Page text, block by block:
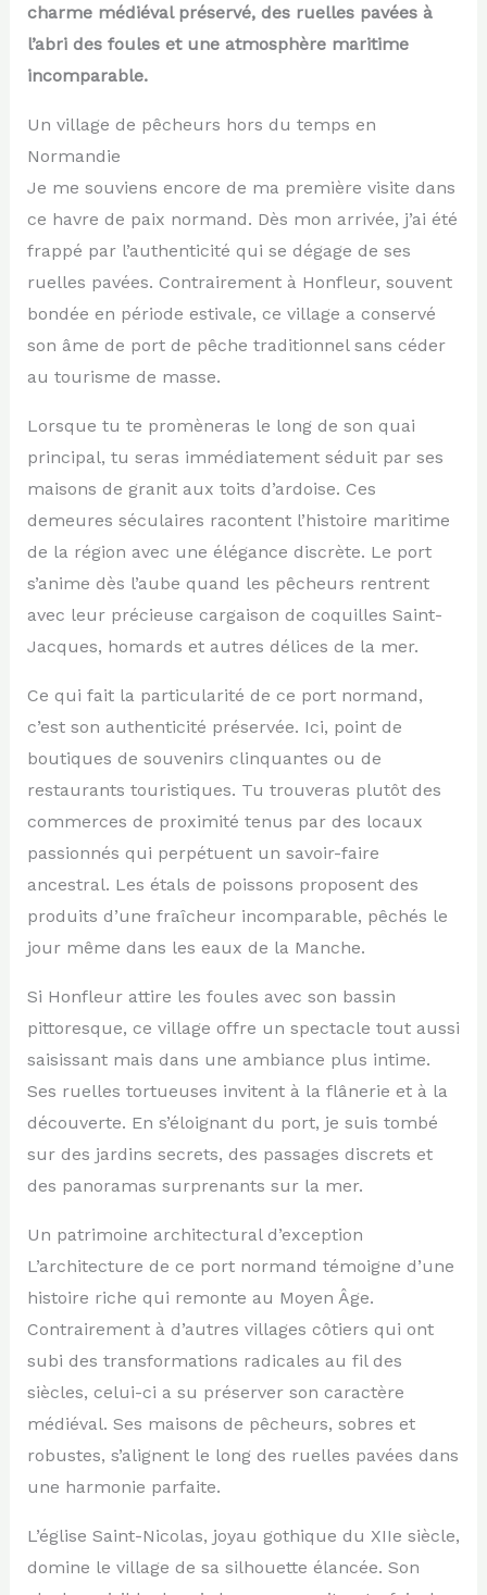
charme médiéval préservé, des ruelles pavées à
l’abri des foules et une atmosphère maritime
incomparable.
Un village de pêcheurs hors du temps en
Normandie
Je me souviens encore de ma première visite dans
ce havre de paix normand. Dès mon arrivée, j’ai été
frappé par l’authenticité qui se dégage de ses
ruelles pavées. Contrairement à Honfleur, souvent
bondée en période estivale, ce village a conservé
son âme de port de pêche traditionnel sans céder
au tourisme de masse.
Lorsque tu te promèneras le long de son quai
principal, tu seras immédiatement séduit par ses
maisons de granit aux toits d’ardoise. Ces
demeures séculaires racontent l’histoire maritime
de la région avec une élégance discrète. Le port
s’anime dès l’aube quand les pêcheurs rentrent
avec leur précieuse cargaison de coquilles Saint-
Jacques, homards et autres délices de la mer.
Ce qui fait la particularité de ce port normand,
c’est son authenticité préservée. Ici, point de
boutiques de souvenirs clinquantes ou de
restaurants touristiques. Tu trouveras plutôt des
commerces de proximité tenus par des locaux
passionnés qui perpétuent un savoir-faire
ancestral. Les étals de poissons proposent des
produits d’une fraîcheur incomparable, pêchés le
jour même dans les eaux de la Manche.
Si Honfleur attire les foules avec son bassin
pittoresque, ce village offre un spectacle tout aussi
saisissant mais dans une ambiance plus intime.
Ses ruelles tortueuses invitent à la flânerie et à la
découverte. En s’éloignant du port, je suis tombé
sur des jardins secrets, des passages discrets et
des panoramas surprenants sur la mer.
Un patrimoine architectural d’exception
L’architecture de ce port normand témoigne d’une
histoire riche qui remonte au Moyen Âge.
Contrairement à d’autres villages côtiers qui ont
subi des transformations radicales au fil des
siècles, celui-ci a su préserver son caractère
médiéval. Ses maisons de pêcheurs, sobres et
robustes, s’alignent le long des ruelles pavées dans
une harmonie parfaite.
L’église Saint-Nicolas, joyau gothique du XIIe siècle,
domine le village de sa silhouette élancée. Son